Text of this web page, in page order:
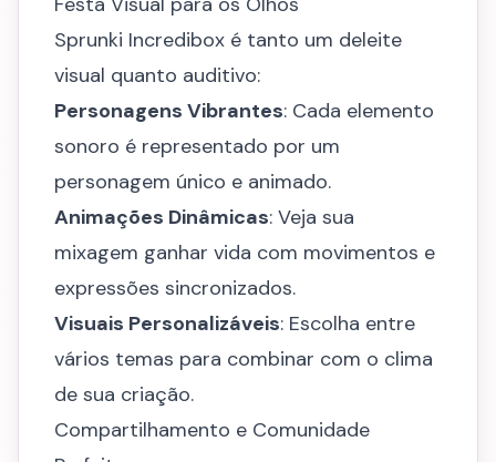
Sprunki Incredibox é tanto um deleite
visual quanto auditivo:
Personagens Vibrantes: Cada elemento
sonoro é representado por um
personagem único e animado.
Animações Dinâmicas: Veja sua
mixagem ganhar vida com movimentos e
expressões sincronizados.
Visuais Personalizáveis: Escolha entre
vários temas para combinar com o clima
de sua criação.
Compartilhamento e Comunidade